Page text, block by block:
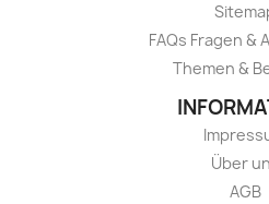
FAQs Fragen &
Themen &
Über
AGB